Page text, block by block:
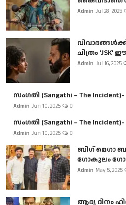
Admin Jul 28, 2025
ചിത്രം 'JSK'
Admin Jul 16, 2025
സംഗതി (Sangathi – The Incident)-
Admin Jun 10, 2025 0
സംഗതി (Sangathi – The
Admin Jun 10, 2025 0
ബി​ഗ് മെഗാ
ഗോകുലം
Admin May 5, 2025
ആദ്യ ദിനം